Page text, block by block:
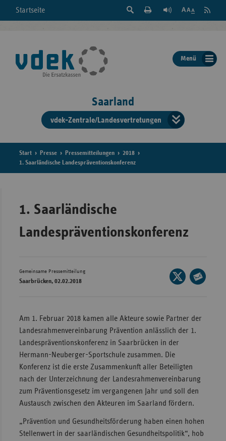
Startseite
Suche
der
Seite
Feed
Menü
Saarland
vdek-Zentrale/Landesvertretungen
der
Start Presse Pressemitteilungen
2018
1. Saarländische Landespräventionskonferenz
1. Saarländische
Landespräventionskonferenz
Gemeinsame Pressemitteilung
Saarbrücken, 02.02.2018
Seite
auf
Am 1. Februar 2018 kamen alle Akteure sowie Partner der
Landesrahmenvereinbarung Prävention anlässlich der 1.
Landespräventionskonferenz in Saarbrücken in der
Hermann-Neuberger-Sportschule zusammen. Die
Konferenz ist die erste Zusammenkunft aller Beteiligten
nach der Unterzeichnung der Landesrahmenvereinbarung
zum Präventionsgesetz im vergangenen Jahr und soll den
Austausch zwischen den Akteuren im Saarland fördern.
„Prävention und Gesundheitsförderung haben einen hohen
Stellenwert in der saarländischen Gesundheitspolitik“, hob